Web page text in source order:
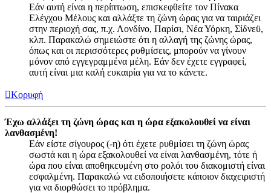
Εάν αυτή είναι η περίπτωση, επισκεφθείτε τον Πίνακα
Ελέγχου Μέλους και αλλάξτε τη ζώνη ώρας για να ταιριάζει
στην περιοχή σας, π.χ. Λονδίνο, Παρίσι, Νέα Υόρκη, Σίδνεϋ,
κλπ. Παρακαλώ σημειώστε ότι η αλλαγή της ζώνης ώρας,
όπως και οι περισσότερες ρυθμίσεις, μπορούν να γίνουν
μόνον από εγγεγραμμένα μέλη. Εάν δεν έχετε εγγραφεί,
αυτή είναι μια καλή ευκαιρία για να το κάνετε.
Κορυφή
Έχω αλλάξει τη ζώνη ώρας και η ώρα εξακολουθεί να είναι
λανθασμένη!
Εάν είστε σίγουρος (-η) ότι έχετε ρυθμίσει τη ζώνη ώρας
σωστά και η ώρα εξακολουθεί να είναι λανθασμένη, τότε ή
ώρα που είναι αποθηκευμένη στο ρολόι του διακομιστή είναι
εσφαλμένη. Παρακαλώ να ειδοποιήσετε κάποιον διαχειριστή
για να διορθώσει το πρόβλημα.